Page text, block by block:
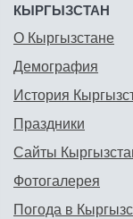
КЫРГЫЗСТАН
О Кыргызстане
Демография
История
Праздники
Сайты
Фотогалерея
Погода в